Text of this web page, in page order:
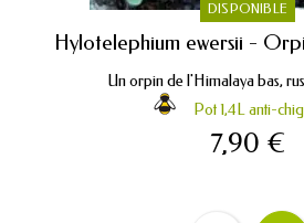
DISPONIBLE
Hylotelephium ewersii -
Un orpin de l'Himalaya bas,
Pot 1,4L anti-
7,90 €